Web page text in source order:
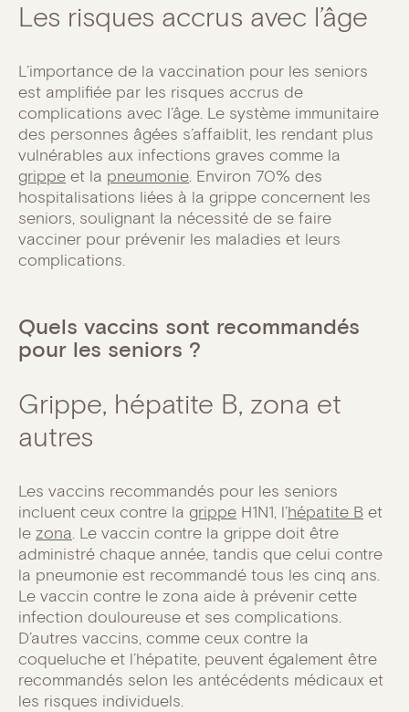
Les risques accrus avec l’âge
L’importance de la vaccination pour les seniors
est amplifiée par les risques accrus de
complications avec l’âge. Le système immunitaire
des personnes âgées s’affaiblit, les rendant plus
vulnérables aux infections graves comme la
grippe et la pneumonie. Environ 70% des
hospitalisations liées à la grippe concernent les
seniors, soulignant la nécessité de se faire
vacciner pour prévenir les maladies et leurs
complications.
Quels vaccins sont recommandés
pour les seniors ?
Grippe, hépatite B, zona et
autres
Les vaccins recommandés pour les seniors
incluent ceux contre la grippe H1N1, l’hépatite B et
le zona. Le vaccin contre la grippe doit être
administré chaque année, tandis que celui contre
la pneumonie est recommandé tous les cinq ans.
Le vaccin contre le zona aide à prévenir cette
infection douloureuse et ses complications.
D’autres vaccins, comme ceux contre la
coqueluche et l’hépatite, peuvent également être
recommandés selon les antécédents médicaux et
les risques individuels.